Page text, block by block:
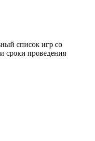
список игр со
сроки проведения